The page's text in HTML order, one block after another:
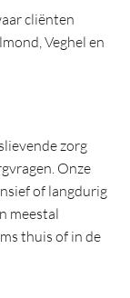
cliënten
Veghel en
zorg
Onze
of langdurig
meestal
thuis of in de